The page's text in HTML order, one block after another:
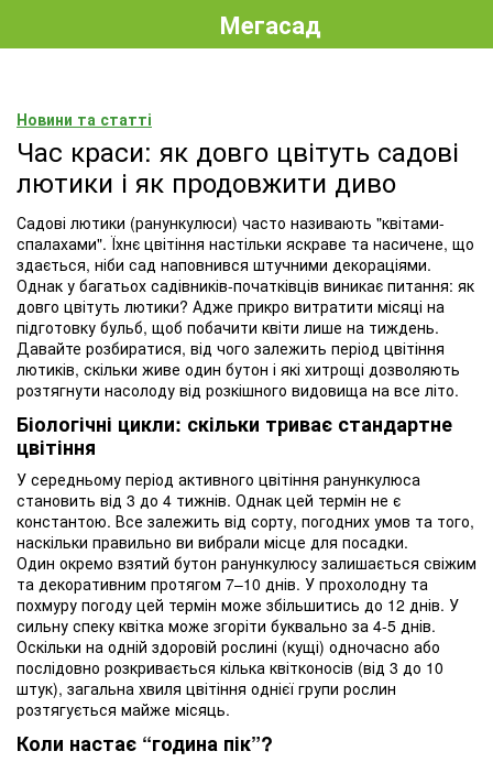
Мегасад
Новини та статті
Час краси: як довго цвітуть садові
лютики і як продовжити диво
Садові лютики (ранункулюси) часто називають "квітами-
спалахами". Їхнє цвітіння настільки яскраве та насичене, що
здається, ніби сад наповнився штучними декораціями.
Однак у багатьох садівників-початківців виникає питання: як
довго цвітуть лютики? Адже прикро витратити місяці на
підготовку бульб, щоб побачити квіти лише на тиждень.
Давайте розбиратися, від чого залежить період цвітіння
лютиків, скільки живе один бутон і які хитрощі дозволяють
розтягнути насолоду від розкішного видовища на все літо.
Біологічні цикли: скільки триває стандартне
цвітіння
У середньому період активного цвітіння ранункулюса
становить від 3 до 4 тижнів. Однак цей термін не є
константою. Все залежить від сорту, погодних умов та того,
наскільки правильно ви вибрали місце для посадки.
Один окремо взятий бутон ранункулюсу залишається свіжим
та декоративним протягом 7–10 днів. У прохолодну та
похмуру погоду цей термін може збільшитись до 12 днів. У
сильну спеку квітка може згоріти буквально за 4-5 днів.
Оскільки на одній здоровій рослині (кущі) одночасно або
послідовно розкривається кілька квітконосів (від 3 до 10
штук), загальна хвиля цвітіння однієї групи рослин
розтягується майже місяць.
Коли настає “година пік”?